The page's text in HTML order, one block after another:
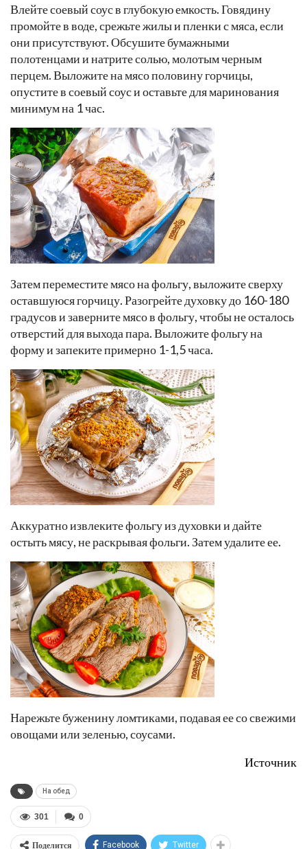
Влейте соевый соус в глубокую емкость. Говядину
промойте в воде, срежьте жилы и пленки с мяса, если
они присутствуют. Обсушите бумажными
полотенцами и натрите солью, молотым черным
перцем. Выложите на мясо половину горчицы,
опустите в соевый соус и оставьте для маринования
минимум на 1 час.
Затем переместите мясо на фольгу, выложите сверху
оставшуюся горчицу. Разогрейте духовку до 160-180
градусов и заверните мясо в фольгу, чтобы не осталось
отверстий для выхода пара. Выложите фольгу на
форму и запеките примерно 1-1,5 часа.
Аккуратно извлеките фольгу из духовки и дайте
остыть мясу, не раскрывая фольги. Затем удалите ее.
Нарежьте буженину ломтиками, подавая ее со свежими
овощами или зеленью, соусами.
Источник
На обед
0
301
Поделится Facebook Twitter